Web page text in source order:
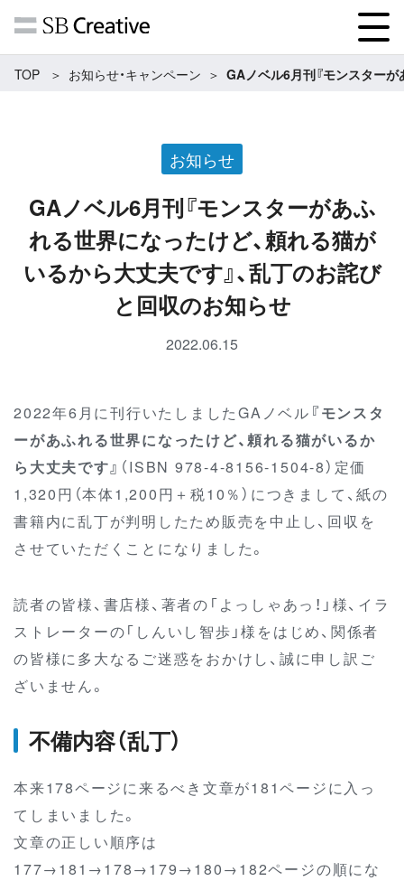
TOP お知らせ・キャンペーン GAノベル6月刊『モンスター
お知らせ
GAノベル6月刊『モンスターがあふ
れる世界になったけど、頼れる猫が
いるから大丈夫です』、乱丁のお詫び
と回収のお知らせ
2022.06.15
2022年6月に刊行いたしましたGAノベル 『モンスタ
ーがあふれる世界になったけど、頼れる猫がいるか
ら大丈夫です』 （ISBN 978-4-8156-1504-8）定価
1,320円（本体1,200円＋税10％）につきまして、紙の
書籍内に乱丁が判明したため販売を中止し、回収を
させていただくことになりました。
読者の皆様、書店様、著者の「よっしゃあっ！」様、イラ
ストレーターの「しんいし智歩」様をはじめ、関係者
の皆様に多大なるご迷惑をおかけし、誠に申し訳ご
ざいません。
不備内容（乱丁）
本来178ページに来るべき文章が181ページに入っ
てしまいました。
文章の正しい順序は
177→181→178→179→180→182ページの順にな